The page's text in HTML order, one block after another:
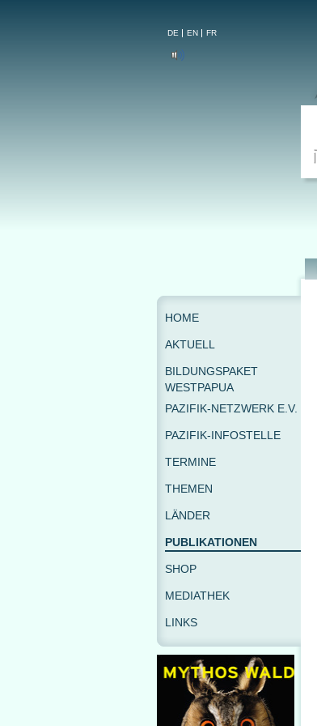
DE EN FR
HOME
AKTUELL
BILDUNGSPAKET
WESTPAPUA
PAZIFIK-NETZWERK E.V.
PAZIFIK-INFOSTELLE
TERMINE
THEMEN
LÄNDER
PUBLIKATIONEN
SHOP
MEDIATHEK
LINKS